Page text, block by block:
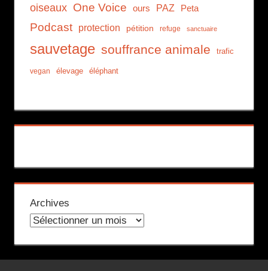
oiseaux One Voice ours PAZ Peta
Podcast protection pétition refuge sanctuaire
sauvetage souffrance animale trafic
vegan élevage éléphant
Archives